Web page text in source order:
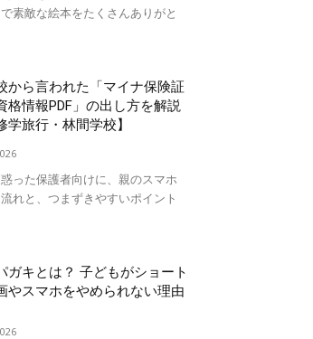
素敵な絵本をたくさんありがと
から言われた「マイナ保険証
格情報PDF」の出し方を解説
学旅行・林間学校】
った保護者向けに、親のスマホ
れと、つまずきやすいポイント
ガキとは？ 子どもがショート
やスマホをやめられない理由